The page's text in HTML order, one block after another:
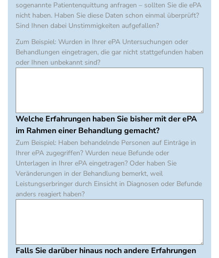
sogenannte Patientenquittung anfragen – sollten Sie die ePA
nicht haben. Haben Sie diese Daten schon einmal überprüft?
Sind Ihnen dabei Unstimmigkeiten aufgefallen?
Zum Beispiel: Wurden in Ihrer ePA Untersuchungen oder
Behandlungen eingetragen, die gar nicht stattgefunden haben
oder Ihnen unbekannt sind?
Welche Erfahrungen haben Sie bisher mit der ePA
im Rahmen einer Behandlung gemacht?
Zum Beispiel: Haben behandelnde Personen auf Einträge in
Ihrer ePA zugegriffen? Wurden neue Befunde oder
Unterlagen in Ihrer ePA eingetragen? Oder haben Sie
Veränderungen in der Behandlung bemerkt, weil
Leistungserbringer durch Einsicht in Diagnosen oder Befunde
anders reagiert haben?
Falls Sie darüber hinaus noch andere Erfahrungen